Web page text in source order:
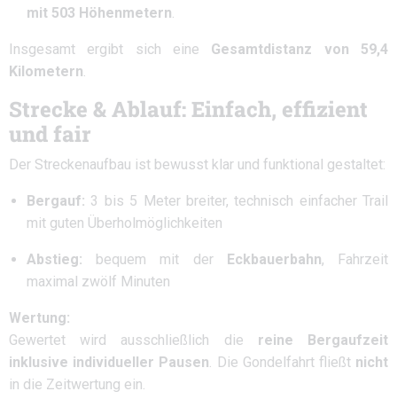
mit 503 Höhenmetern.
Insgesamt ergibt sich eine Gesamtdistanz von 59,4
Kilometern.
Strecke & Ablauf: Einfach, effizient
und fair
Der Streckenaufbau ist bewusst klar und funktional gestaltet:
Bergauf: 3 bis 5 Meter breiter, technisch einfacher Trail
mit guten Überholmöglichkeiten
Abstieg: bequem mit der Eckbauerbahn, Fahrzeit
maximal zwölf Minuten
Wertung:
Gewertet wird ausschließlich die reine Bergaufzeit
inklusive individueller Pausen. Die Gondelfahrt fließt nicht
in die Zeitwertung ein.